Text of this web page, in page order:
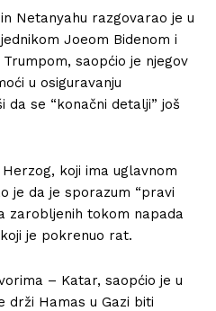
Netanyahu razgovarao je u
Joeom Bidenom i
saopćio je njegov
u osiguravanju
da se “konačni detalji” još
koji ima uglavnom
je da je sporazum “pravi
zarobljenih tokom napada
je pokrenuo rat.
– Katar, saopćio je u
drži Hamas u Gazi biti